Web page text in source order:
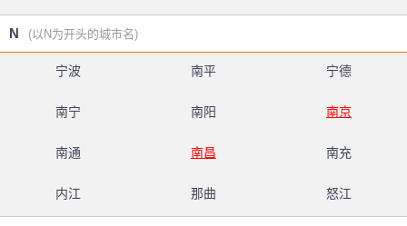
N (以N为开头的城市名)
宁波 南平 宁德
南宁 南阳 南京
南通 南昌 南充
内江 那曲 怒江